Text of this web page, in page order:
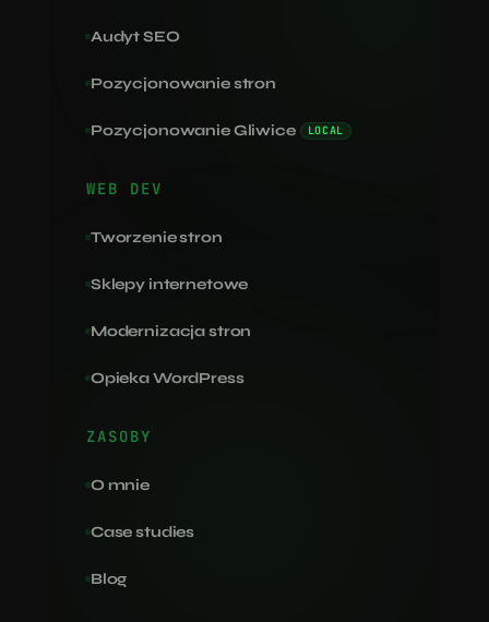
Audyt SEO
Pozycjonowanie stron
Pozycjonowanie Gliwice LOCAL
WEB DEV
Tworzenie stron
Sklepy internetowe
Modernizacja stron
Opieka WordPress
ZASOBY
O mnie
Case studies
Blog